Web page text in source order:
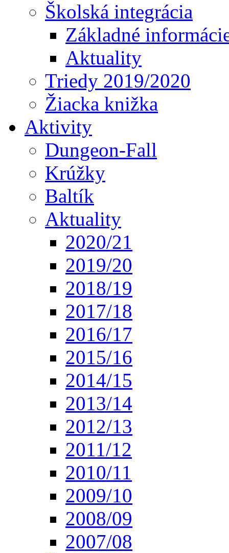
Školská integrácia
Základné
Aktuality
Triedy 2019/2020
Žiacka knižka
Aktivity
Dungeon-Fall
Krúžky
Baltík
Aktuality
2020/21
2019/20
2018/19
2017/18
2016/17
2015/16
2014/15
2013/14
2012/13
2011/12
2010/11
2009/10
2008/09
2007/08